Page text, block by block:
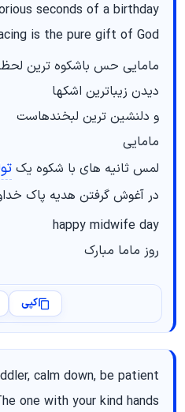
seconds of a birthday
is the pure gift of God
مامایی حس باشکوه ترین
دیدن زیباترین اشکها
و دلنشین ترین لبخندهاست
مامایی
لمس ثانیه های با شکوه یک
در آغوش گرفتن هدیه پاک
happy midwife day
روز ماما مبارک
کپی
calm down, be patient.
one with your kind hands